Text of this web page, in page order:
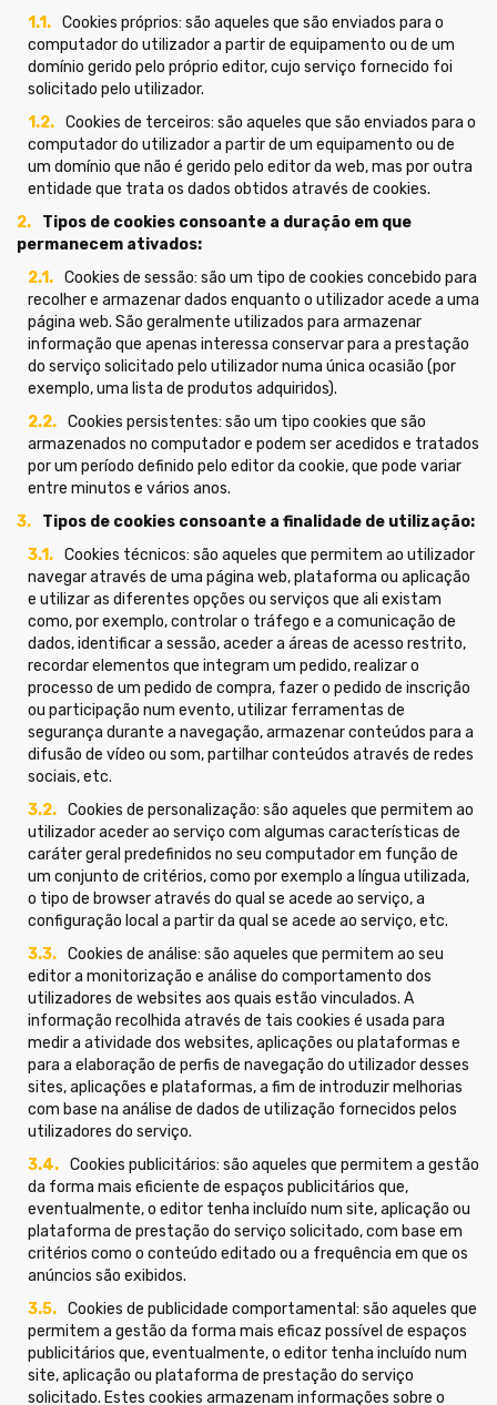
Cookies próprios: são aqueles que são enviados para o
computador do utilizador a partir de equipamento ou de um
domínio gerido pelo próprio editor, cujo serviço fornecido foi
solicitado pelo utilizador.
Cookies de terceiros: são aqueles que são enviados para o
computador do utilizador a partir de um equipamento ou de
um domínio que não é gerido pelo editor da web, mas por outra
entidade que trata os dados obtidos através de cookies.
Tipos de cookies consoante a duração em que
permanecem ativados:
Cookies de sessão: são um tipo de cookies concebido para
recolher e armazenar dados enquanto o utilizador acede a uma
página web. São geralmente utilizados para armazenar
informação que apenas interessa conservar para a prestação
do serviço solicitado pelo utilizador numa única ocasião (por
exemplo, uma lista de produtos adquiridos).
Cookies persistentes: são um tipo cookies que são
armazenados no computador e podem ser acedidos e tratados
por um período definido pelo editor da cookie, que pode variar
entre minutos e vários anos.
Tipos de cookies consoante a finalidade de utilização:
Cookies técnicos: são aqueles que permitem ao utilizador
navegar através de uma página web, plataforma ou aplicação
e utilizar as diferentes opções ou serviços que ali existam
como, por exemplo, controlar o tráfego e a comunicação de
dados, identificar a sessão, aceder a áreas de acesso restrito,
recordar elementos que integram um pedido, realizar o
processo de um pedido de compra, fazer o pedido de inscrição
ou participação num evento, utilizar ferramentas de
segurança durante a navegação, armazenar conteúdos para a
difusão de vídeo ou som, partilhar conteúdos através de redes
sociais, etc.
Cookies de personalização: são aqueles que permitem ao
utilizador aceder ao serviço com algumas características de
caráter geral predefinidos no seu computador em função de
um conjunto de critérios, como por exemplo a língua utilizada,
o tipo de browser através do qual se acede ao serviço, a
configuração local a partir da qual se acede ao serviço, etc.
Cookies de análise: são aqueles que permitem ao seu
editor a monitorização e análise do comportamento dos
utilizadores de websites aos quais estão vinculados. A
informação recolhida através de tais cookies é usada para
medir a atividade dos websites, aplicações ou plataformas e
para a elaboração de perfis de navegação do utilizador desses
sites, aplicações e plataformas, a fim de introduzir melhorias
com base na análise de dados de utilização fornecidos pelos
utilizadores do serviço.
Cookies publicitários: são aqueles que permitem a gestão
da forma mais eficiente de espaços publicitários que,
eventualmente, o editor tenha incluído num site, aplicação ou
plataforma de prestação do serviço solicitado, com base em
critérios como o conteúdo editado ou a frequência em que os
anúncios são exibidos.
Cookies de publicidade comportamental: são aqueles que
permitem a gestão da forma mais eficaz possível de espaços
publicitários que, eventualmente, o editor tenha incluído num
site, aplicação ou plataforma de prestação do serviço
solicitado. Estes cookies armazenam informações sobre o